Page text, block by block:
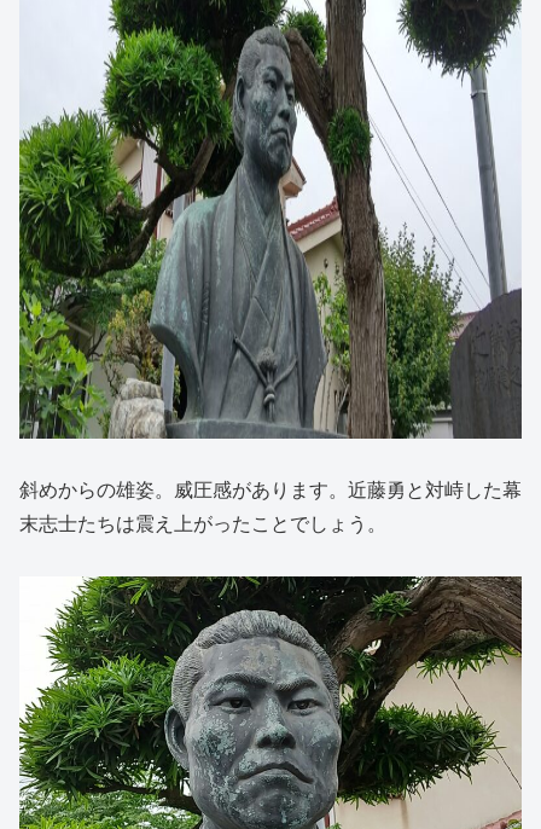
斜めからの雄姿。威圧感があります。近藤勇と対峙した幕
末志士たちは震え上がったことでしょう。